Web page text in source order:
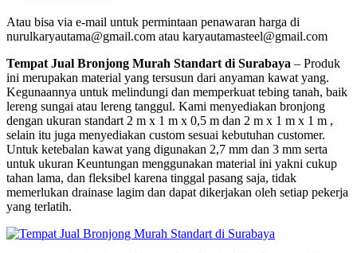
Atau bisa via e-mail untuk permintaan penawaran harga di
nurulkaryautama@gmail.com atau karyautamasteel@gmail.com
Tempat Jual Bronjong Murah Standart di Surabaya – Produk
ini merupakan material yang tersusun dari anyaman kawat yang.
Kegunaannya untuk melindungi dan memperkuat tebing tanah, baik
lereng sungai atau lereng tanggul. Kami menyediakan bronjong
dengan ukuran standart 2 m x 1 m x 0,5 m dan 2 m x 1 m x 1 m ,
selain itu juga menyediakan custom sesuai kebutuhan customer.
Untuk ketebalan kawat yang digunakan 2,7 mm dan 3 mm serta
untuk ukuran Keuntungan menggunakan material ini yakni cukup
tahan lama, dan fleksibel karena tinggal pasang saja, tidak
memerlukan drainase lagim dan dapat dikerjakan oleh setiap pekerja
yang terlatih.